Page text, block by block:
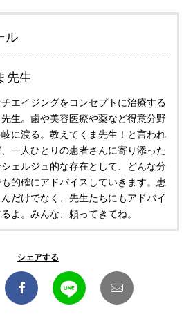
ル
先生
エイジングをコンセプトに治療する
先生。歯や美容医療や薬など得意分野
に渡る。教えてくま先生！と言われ
一人ひとりの患者さんに寄り添った
シェルジュ的な存在として、どんな分
的確にアドバイスしていきます。患
だけでなく、先生たちにもアドバイ
よ。みんな、頼ってきてね。
シェアする